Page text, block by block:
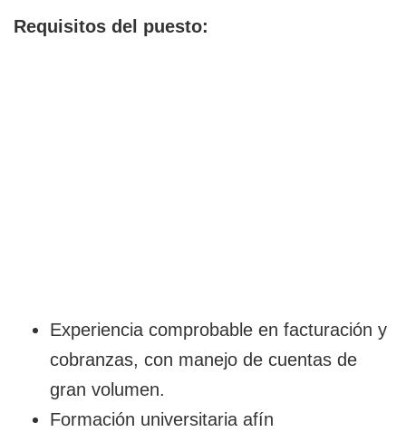
Requisitos del puesto:
Experiencia comprobable en facturación y
cobranzas, con manejo de cuentas de
gran volumen.
Formación universitaria afín